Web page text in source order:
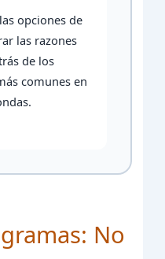
opciones de
las razones
de los
comunes en
No